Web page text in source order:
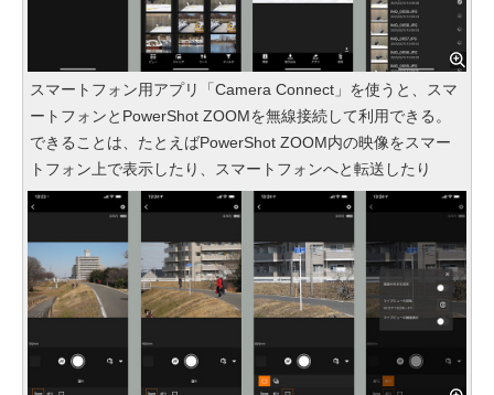
スマートフォン用アプリ「Camera Connect」を使うと、スマ
ートフォンとPowerShot ZOOMを無線接続して利用できる。
できることは、たとえばPowerShot ZOOM内の映像をスマー
トフォン上で表示したり、スマートフォンへと転送したり